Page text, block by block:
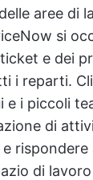
aree di
si
e dei
i reparti.
e i piccoli
di
rispondere
di